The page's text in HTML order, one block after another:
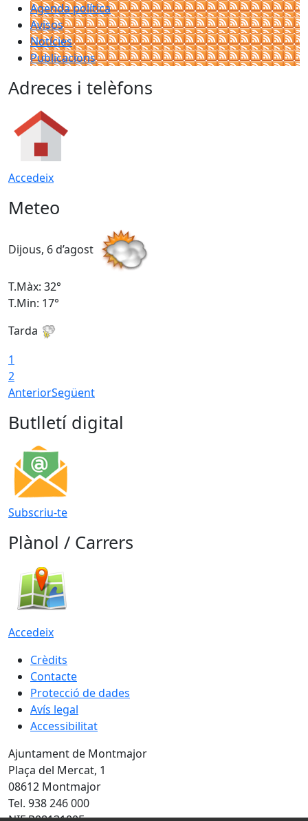
Agenda política
Avisos
Notícies
Publicacions
Adreces i telèfons
Accedeix
Meteo
Dijous, 6 d’agost
T.Màx: 32°
T.Min: 17°
Tarda
1
2
AnteriorSegüent
Butlletí digital
Subscriu-te
Plànol / Carrers
Accedeix
Crèdits
Contacte
Protecció de dades
Avís legal
Accessibilitat
Ajuntament de Montmajor
Plaça del Mercat, 1
08612 Montmajor
Tel. 938 246 000